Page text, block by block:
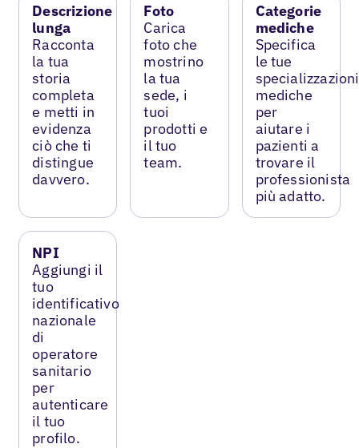
Descrizione
lunga
Racconta
la tua
storia
completa
e metti in
evidenza
ciò che ti
distingue
davvero.
Foto
Carica
foto che
mostrino
la tua
sede, i
tuoi
prodotti e
il tuo
team.
Categorie
mediche
Specifica
le tue
specializzazioni
mediche
per
aiutare i
pazienti a
trovare il
professionista
più adatto.
NPI
Aggiungi il
tuo
identificativo
nazionale
di
operatore
sanitario
per
autenticare
il tuo
profilo.